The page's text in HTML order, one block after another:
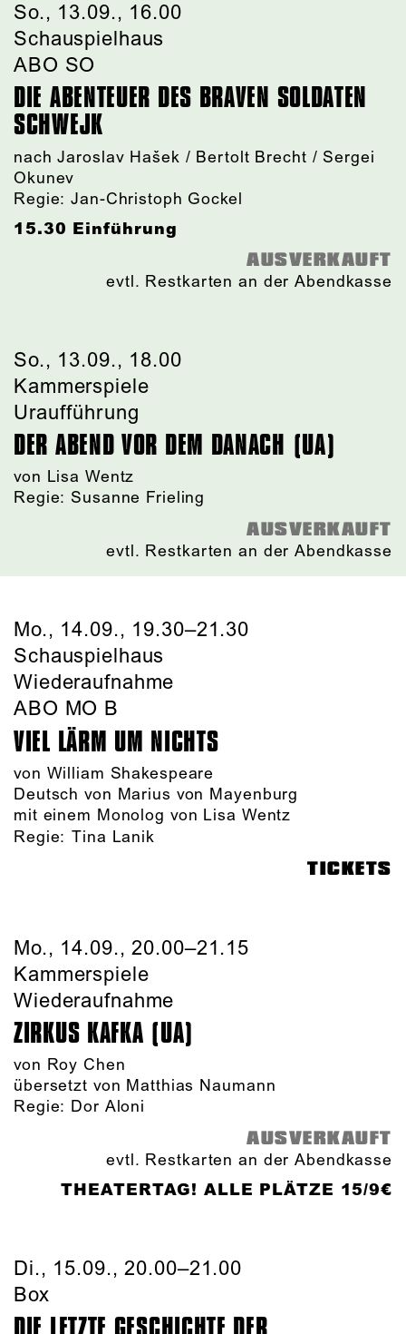
So., 13.09., 16.00
Schauspielhaus
ABO SO
DIE ABENTEUER DES BRAVEN SOLDATEN
SCHWEJK
nach Jaroslav Hašek / Bertolt Brecht / Sergei
Okunev
Regie: Jan-Christoph Gockel
15.30 Einführung
AUSVERKAUFT
evtl. Restkarten an der Abendkasse
So., 13.09., 18.00
Kammerspiele
Uraufführung
DER ABEND VOR DEM DANACH (UA)
von Lisa Wentz
Regie: Susanne Frieling
AUSVERKAUFT
evtl. Restkarten an der Abendkasse
Mo., 14.09., 19.30–21.30
Schauspielhaus
Wiederaufnahme
ABO MO B
VIEL LÄRM UM NICHTS
von William Shakespeare
Deutsch von Marius von Mayenburg
mit einem Monolog von Lisa Wentz
Regie: Tina Lanik
TICKETS
Mo., 14.09., 20.00–21.15
Kammerspiele
Wiederaufnahme
ZIRKUS KAFKA (UA)
von Roy Chen
übersetzt von Matthias Naumann
Regie: Dor Aloni
AUSVERKAUFT
evtl. Restkarten an der Abendkasse
THEATERTAG! ALLE PLÄTZE 15/9€
Di., 15.09., 20.00–21.00
Box